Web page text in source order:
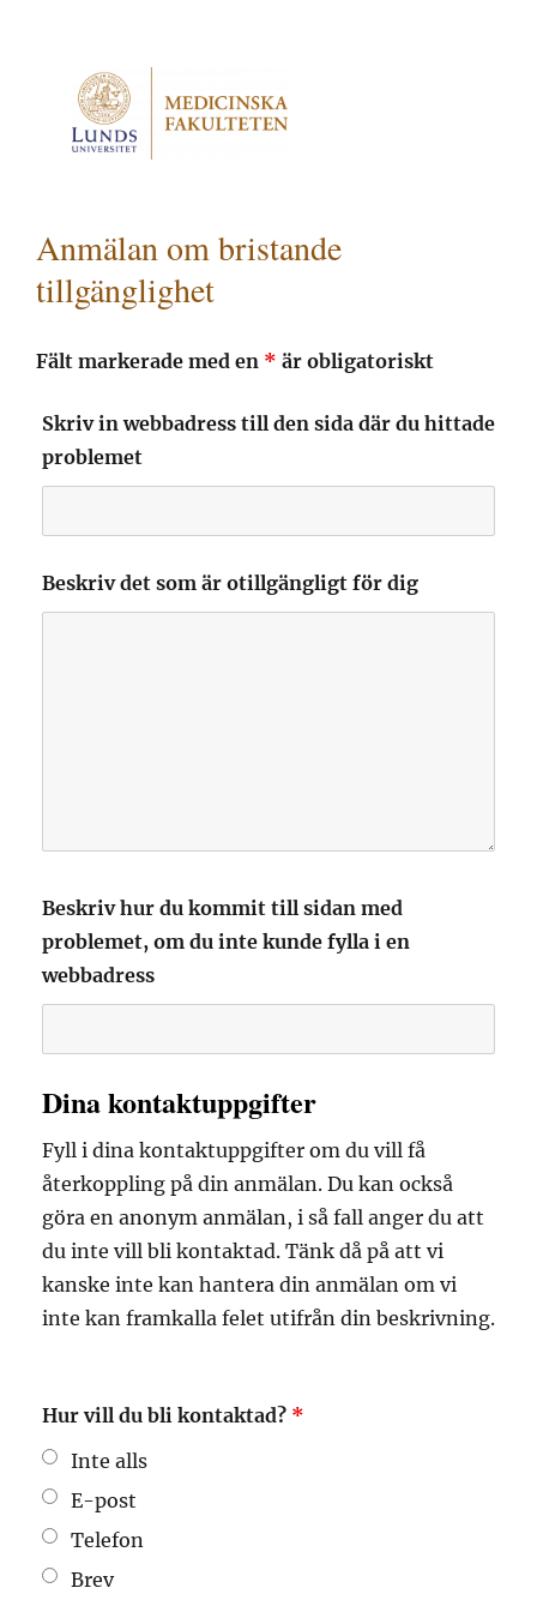
Anmälan om bristande
tillgänglighet
Fält markerade med en * är obligatoriskt
Skriv in webbadress till den sida där du hittade
problemet
Beskriv det som är otillgängligt för dig
Beskriv hur du kommit till sidan med
problemet, om du inte kunde fylla i en
webbadress
Dina kontaktuppgifter
Fyll i dina kontaktuppgifter om du vill få
återkoppling på din anmälan. Du kan också
göra en anonym anmälan, i så fall anger du att
du inte vill bli kontaktad. Tänk då på att vi
kanske inte kan hantera din anmälan om vi
inte kan framkalla felet utifrån din beskrivning.
Hur vill du bli kontaktad? *
Inte alls
E-post
Telefon
Brev